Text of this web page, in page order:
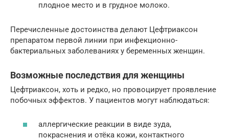
плодное место и в грудное молоко.
Перечисленные достоинства делают Цефтриаксон
препаратом первой линии при инфекционно-
бактериальных заболеваниях у беременных женщин.
Возможные последствия для женщины
Цефтриаксон, хоть и редко, но провоцирует проявление
побочных эффектов. У пациентов могут наблюдаться:
аллергические реакции в виде зуда,
покраснения и отёка кожи, контактного